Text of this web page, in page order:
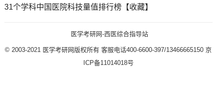
31个学科中国医院科技量值排行榜【收藏】
医学考研网-西医综合指导站
© 2003-2021 医学考研网版权所有 客服电话400-6600-397/13466665150 京
ICP备11014018号